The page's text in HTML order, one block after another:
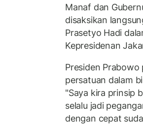
Manaf dan
disaksikan
Prasetyo Hadi
Kepresidenan
Presiden
persatuan dalam
"Saya kira prinsip
selalu jadi
dengan cepat